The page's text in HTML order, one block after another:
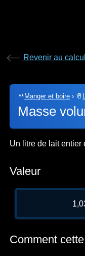
Revenir au
🍴 Manger et boire › 🥛
Masse
Un litre de lait entier
Valeur
Comment